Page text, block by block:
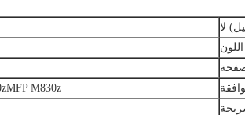
لا
اللون
M830z